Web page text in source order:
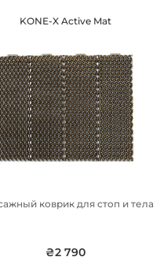
KONE-X Active Mat
коврик для стоп и тела
₴2 790